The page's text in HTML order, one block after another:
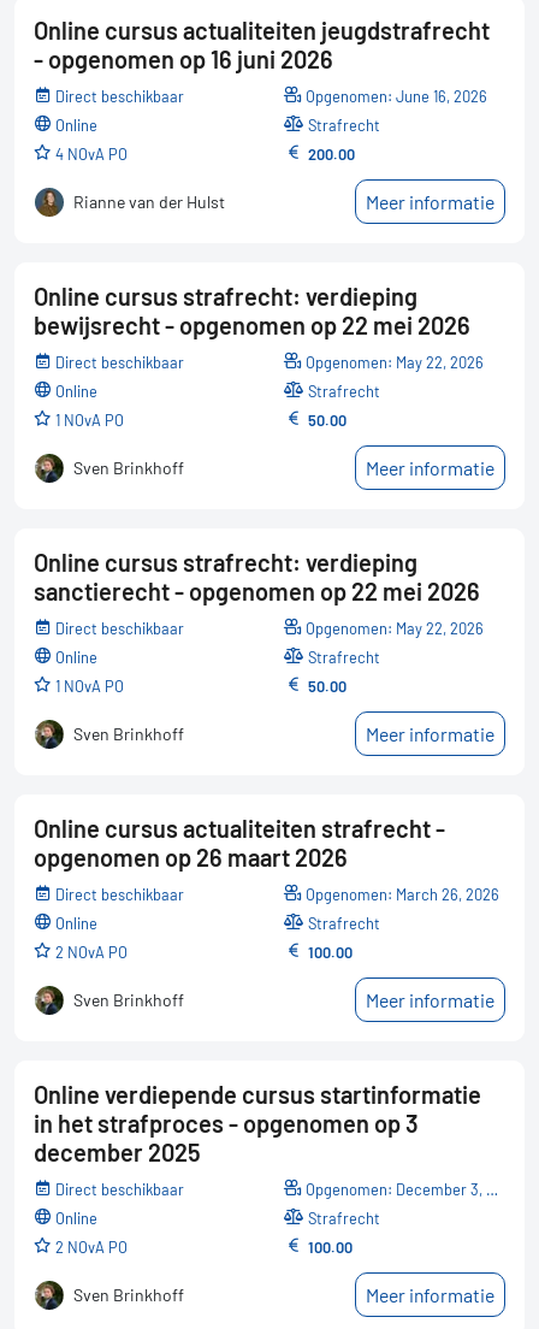
Online cursus actualiteiten jeugdstrafrecht
- opgenomen op 16 juni 2026
Direct beschikbaar
online
4 NOvA PO
Opgenomen: June 16, 2026
Strafrecht
200.00
Rianne van der Hulst Meer informatie
Online cursus strafrecht: verdieping
bewijsrecht - opgenomen op 22 mei 2026
Direct beschikbaar
online
1 NOvA PO
Opgenomen: May 22, 2026
Strafrecht
50.00
Sven Brinkhoff Meer informatie
Online cursus strafrecht: verdieping
sanctierecht - opgenomen op 22 mei 2026
Direct beschikbaar
online
1 NOvA PO
Opgenomen: May 22, 2026
Strafrecht
50.00
Sven Brinkhoff Meer informatie
Online cursus actualiteiten strafrecht -
opgenomen op 26 maart 2026
Direct beschikbaar
online
2 NOvA PO
Opgenomen: March 26, 2026
Strafrecht
100.00
Sven Brinkhoff Meer informatie
Online verdiepende cursus startinformatie
in het strafproces - opgenomen op 3
december 2025
Direct beschikbaar
online
2 NOvA PO
Opgenomen: December 3, 2025
Strafrecht
100.00
Sven Brinkhoff Meer informatie